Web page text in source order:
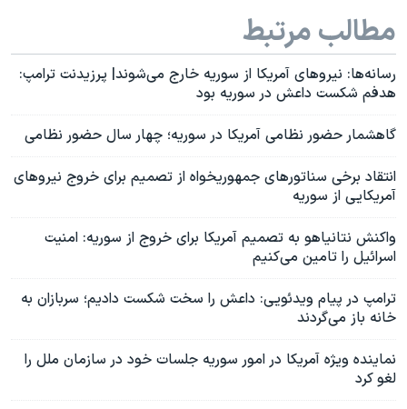
مطالب مرتبط
رسانه‌ها: نیروهای آمریکا از سوریه خارج می‌شوند| پرزیدنت ترامپ:
هدفم شکست داعش در سوریه بود
گاهشمار حضور نظامی آمریکا در سوریه؛ چهار سال حضور نظامی
انتقاد برخی سناتورهای جمهوریخواه از تصمیم برای خروج نیروهای
آمریکایی از سوریه
واکنش نتانیاهو به تصمیم آمریکا برای خروج از سوریه: امنیت
اسرائیل را تامین می‌کنیم
ترامپ در پیام ویدئویی: داعش را سخت شکست دادیم؛ سربازان به
خانه باز می‌گردند
نماینده ویژه آمریکا در امور سوریه جلسات خود در سازمان ملل را
لغو کرد